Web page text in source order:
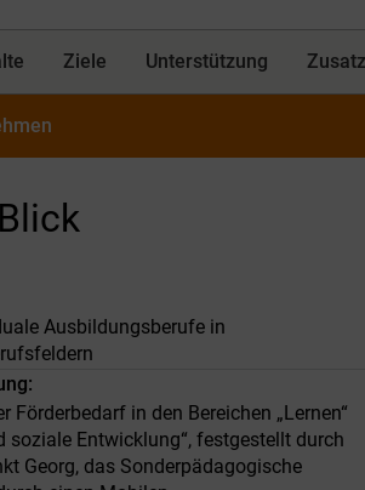
Ziele Unterstützung
Ausbildungsberufe in
Förderbedarf in den Bereichen „Lernen“
soziale Entwicklung“, festgestellt durch
Georg, das Sonderpädagogische